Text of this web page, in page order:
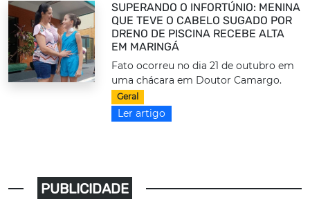
SUPERANDO O INFORTÚNIO: MENINA
QUE TEVE O CABELO SUGADO POR
DRENO DE PISCINA RECEBE ALTA
EM MARINGÁ
Fato ocorreu no dia 21 de outubro em
uma chácara em Doutor Camargo.
Geral
Ler artigo
PUBLICIDADE